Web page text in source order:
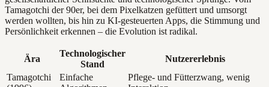
Tamagotchi der 90er, bei dem Pixelkatzen gefüttert und umsorgt
werden wollten, bis hin zu KI-gesteuerten Apps, die Stimmung und
Persönlichkeit erkennen – die Evolution ist radikal.
Ära
Technologischer
Stand
Nutzererlebnis
Tamagotchi
Einfache
Pflege- und Fütterzwang, wenig